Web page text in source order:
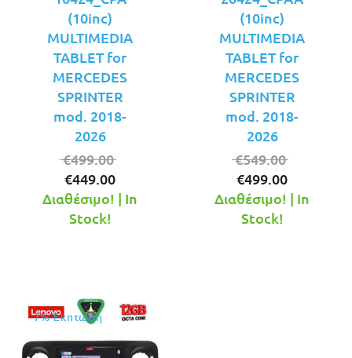
(10inc)
MULTIMEDIA
TABLET for
MERCEDES
SPRINTER
mod. 2018-
2026
€499.00
was:
€449.00
τρέχουσα
Διαθέσιμο! | In
Stock!
(10inc)
MULTIMEDIA
TABLET for
MERCEDES
SPRINTER
mod. 2018-
2026
€549.00
was:
€499.00
τρέχουσα
Διαθέσιμο! | In
Stock!
7% Έκπτωση